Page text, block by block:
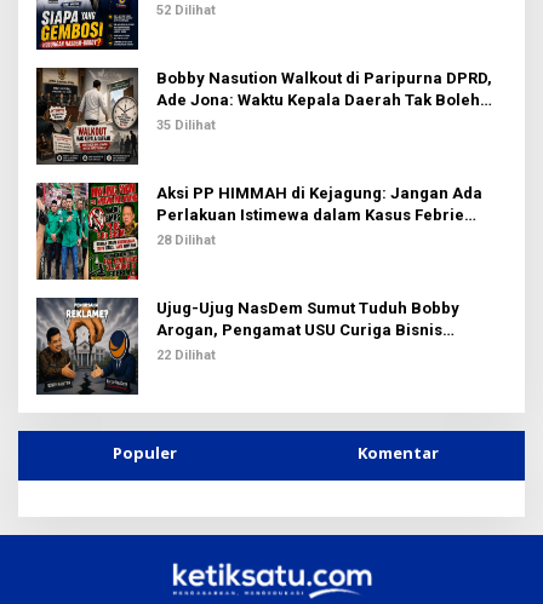
52 Dilihat
Bobby Nasution Walkout di Paripurna DPRD,
Ade Jona: Waktu Kepala Daerah Tak Boleh
Terbuang Sia-sia
35 Dilihat
Aksi PP HIMMAH di Kejagung: Jangan Ada
Perlakuan Istimewa dalam Kasus Febrie
Adriansyah
28 Dilihat
Ujug-Ujug NasDem Sumut Tuduh Bobby
Arogan, Pengamat USU Curiga Bisnis
Reklame
22 Dilihat
Populer Komentar